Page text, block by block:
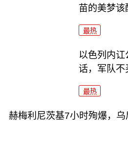
苗的美梦该
最热
以色列内
话，军队不
最热
赫梅利尼茨基7小时殉爆，